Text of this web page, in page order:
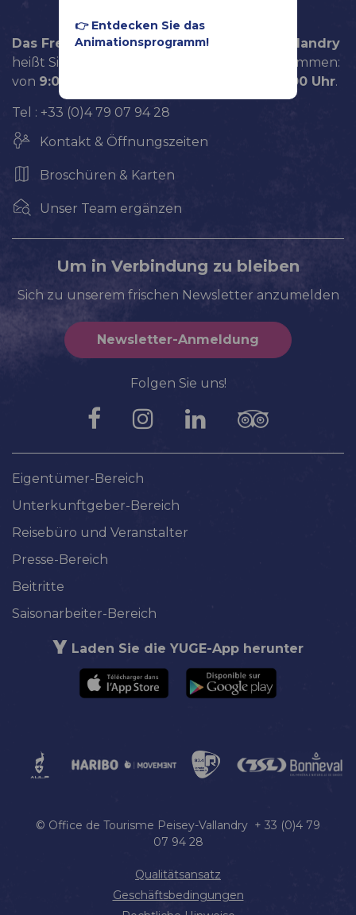
👉 Entdecken Sie das
Animationsprogramm!
Das Fremdenverkehrsamt von Peisey-Vallandry
heißt Sie täglich bis zum 5. September willkommen:
von 9:00 18:00 Uhr.
Tel : +33 (0)4 79 07 94 28
Kontakt & Öffnungszeiten
Broschüren & Karten
Unser Team ergänzen
Um in Verbindung zu bleiben
Sich zu unserem frischen Newsletter anzumelden
Newsletter-Anmeldung
Folgen Sie uns!
Eigentümer-Bereich
Unterkunftgeber-Bereich
Reisebüro und Veranstalter
Presse-Bereich
Beitritte
Saisonarbeiter-Bereich
Laden Sie die YUGE-App herunter
© Office de Tourisme Peisey-Vallandry + 33 (0)4 79
07 94 28
Qualitätsansatz
Geschäftsbedingungen